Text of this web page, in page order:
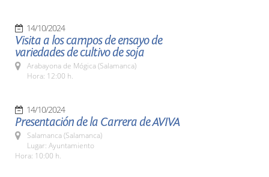
14/10/2024
Visita a los campos de ensayo de
variedades de cultivo de soja
Arabayona de Mógica (Salamanca)
Hora: 12:00 h.
14/10/2024
Presentación de la Carrera de AVIVA
Salamanca (Salamanca)
Lugar: Ayuntamiento
Hora: 10:00 h.